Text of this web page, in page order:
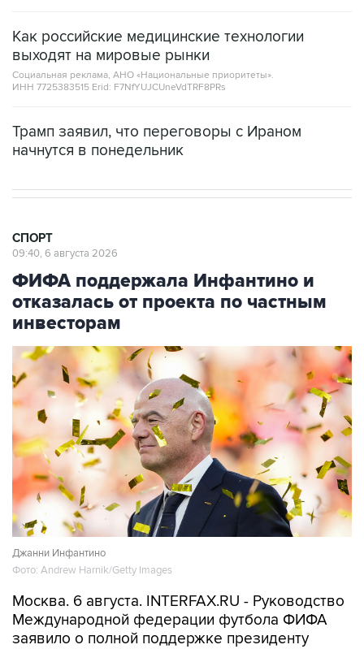
Как российские медицинские технологии
выходят на мировые рынки
Социальная реклама, АНО «Национальные приоритеты».
ИНН 7725383515 Erid: F7NfYUJCUneVdTRF8PRs
Трамп заявил, что переговоры с Ираном
начнутся в понедельник
СПОРТ
09:40, 6 августа 2026
ФИФА поддержала Инфантино и
отказалась от проекта по частным
инвесторам
Джанни Инфантино
Фото: Andrew Harnik/Getty Images
Москва. 6 августа. INTERFAX.RU - Руководство
Международной федерации футбола ФИФА
заявило о полной поддержке президенту